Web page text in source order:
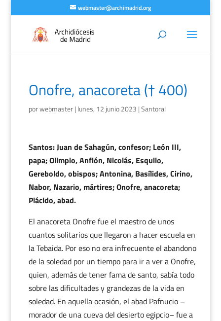
webmaster@archimadrid.org
Onofre, anacoreta († 400)
porwebmaster| lunes, 12 junio 2023 |Santoral
Santos: Juan de Sahagún, confesor; León III,
papa; Olimpio, Anfión, Nicolás, Esquilo,
Gereboldo, obispos; Antonina, Basílides, Cirino,
Nabor, Nazario, mártires; Onofre, anacoreta;
Plácido, abad.
El anacoreta Onofre fue el maestro de unos
cuantos solitarios que llegaron a hacer escuela en
la Tebaida. Por eso no era infrecuente el abandono
de la soledad por un tiempo para ir a ver a Onofre,
quien, además de tener fama de santo, sabía todo
sobre las dificultades y grandezas de la vida en
soledad. En aquella ocasión, el abad Pafnucio –
morador de una cueva del desierto egipcio– fue a